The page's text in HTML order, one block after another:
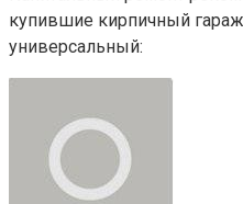
купившие кирпичный
универсальный: